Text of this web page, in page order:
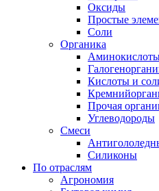
Оксиды
Простые
Соли
Органика
Кислоты и
Прочая
Углеводороды
Смеси
Силиконы
По отраслям
Агрономия